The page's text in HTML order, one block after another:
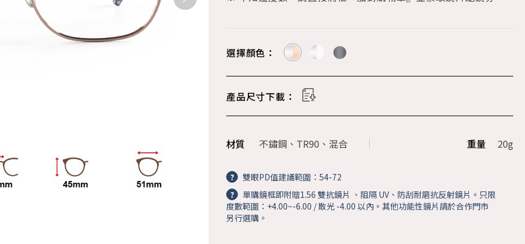
選擇顏色：
產品尺寸下載：
材質 不鏽鋼、TR90、混合 重量 20g
?
雙眼PD值建議範圍：54-72
?
單購鏡框即附贈1.56 雙抗鏡片 、阻隔 UV、防刮耐磨抗反射鏡片。只限
度數範圍：+4.00~-6.00 / 散光 -4.00 以內。其他功能性鏡片請於合作門市
另行選購。